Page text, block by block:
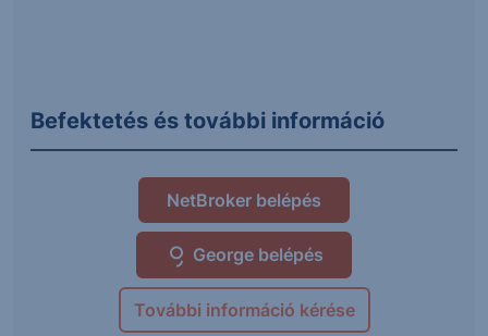
Befektetés és további információ
NetBroker belépés
George belépés
További információ kérése